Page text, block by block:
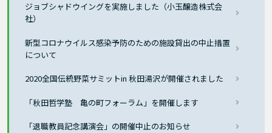
ジョブシャドウイングを実施しました（小玉醸造株式会
社）
新型コロナウイルス感染予防のための施設貸出の中止措置
について
2020全国伝統野菜サミットin 秋田湯沢が開催されました
「秋田哲学塾 亀の町フォーラム」を開催します
「退職教員記念講演会」の開催中止のお知らせ